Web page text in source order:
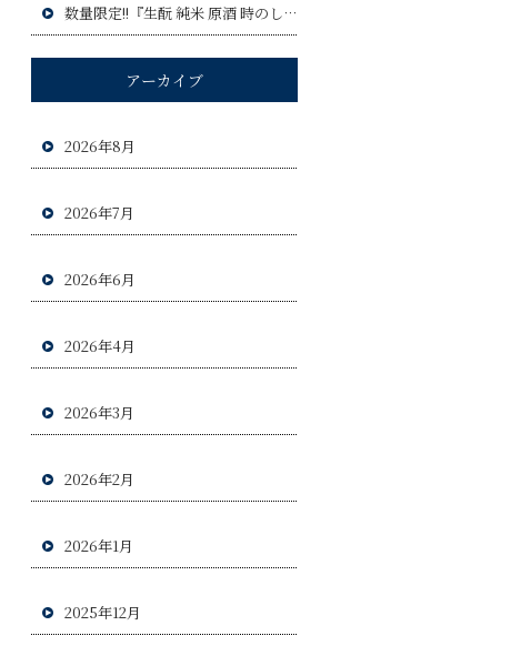
数量限定!!『生酛 純米 原酒 時のしらべ』令和8年8月20日(木)発売予定!!!
アーカイブ
2026年8月
2026年7月
2026年6月
2026年4月
2026年3月
2026年2月
2026年1月
2025年12月